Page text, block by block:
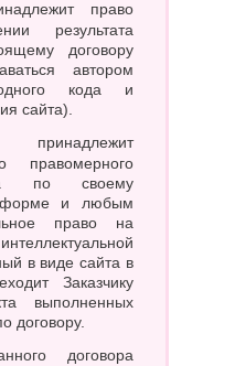
результата
договору
автором
кода и
сайта).
правомерного
по своему
и любым
право на
в виде сайта в
Заказчику
выполненных
договору.